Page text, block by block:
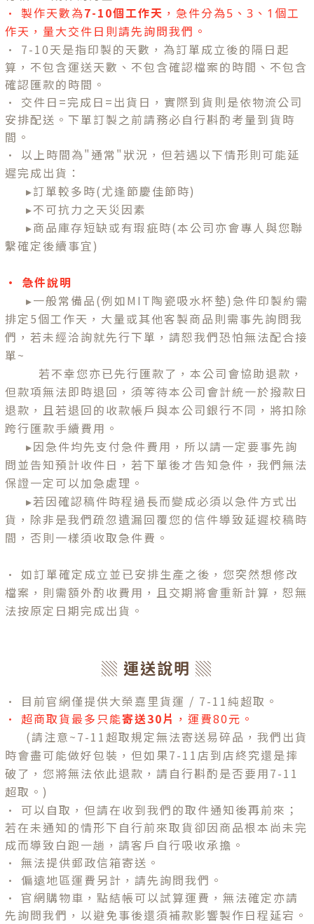
• 製作天數為7-10個工作天 ，急件分為5、3、1個工
作天 ，量大交件日則請先詢問我們。
• 7-10天是指印製的天數，為訂單成立後的隔日起
算，不包含運送天數、不包含確認檔案的時間、不包含
確認匯款的時間。
• 交件日=完成日=出貨日，實際到貨則是依物流公司
安排配送。下單訂製之前請務必自行斟酌考量到貨時
間。
•
以上時間為"通常"狀況，但若遇以下情形則可能延
遲完成出貨：
▸訂單較多時(尤逢節慶佳節時)
▸不可抗力之天災因素
▸商品庫存短缺或有瑕疵時(本公司亦會專人與您聯
繫確定後續事宜)
•
急件說明
▸一般常備品(例如MIT陶瓷吸水杯墊)急件印製約需
排定5個工作天，大量或其他客製商品則需事先詢問我
們，若未經洽詢就先行下單，請恕我們恐怕無法配合接
單~
若不幸您亦已先行匯款了，本公司會協助退款，
但款項無法即時退回，須等待本公司會計統一於撥款日
退款，且若退回的收款帳戶與本公司銀行不同，將扣除
跨行匯款手續費用。
▸因急件均先支付急件費用，所以請一定要事先詢
問並告知預計收件日，若下單後才告知急件，我們無法
保證一定可以加急處理。
▸若因確認稿件時程過長而變成必須以急件方式出
貨，除非是我們疏忽遺漏回覆您的信件導致延遲校稿時
間，否則一樣須收取急件費。
• 如訂單確定成立並已安排生產之後，您突然想修改
檔案，則需額外酌收費用，且交期將會重新計算，恕無
法按原定日期完成出貨。
▒ 運送說明 ▒
• 目前官網僅提供大榮嘉里貨運 / 7-11純超取。
• 超商取貨最多只能寄送30片 ，運費80元。
(請注意~7-11超取規定無法寄送易碎品，我們出貨
時會盡可能做好包裝，但如果7-11店到店終究還是摔
破了，您將無法依此退款，請自行斟酌是否要用7-11
超取。)
• 可以自取，但請在收到我們的取件通知後再前來；
若在未通知的情形下自行前來取貨卻因商品根本尚未完
成而導致白跑一趟，請客戶自行吸收承擔。
• 無法提供郵政信箱寄送。
• 偏遠地區運費另計，請先詢問我們。
• 官網購物車，點結帳可以試算運費，無法確定亦請
先詢問我們，以避免事後還須補款影響製作日程延宕。